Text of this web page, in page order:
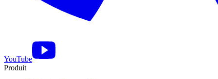
YouTube
Produit